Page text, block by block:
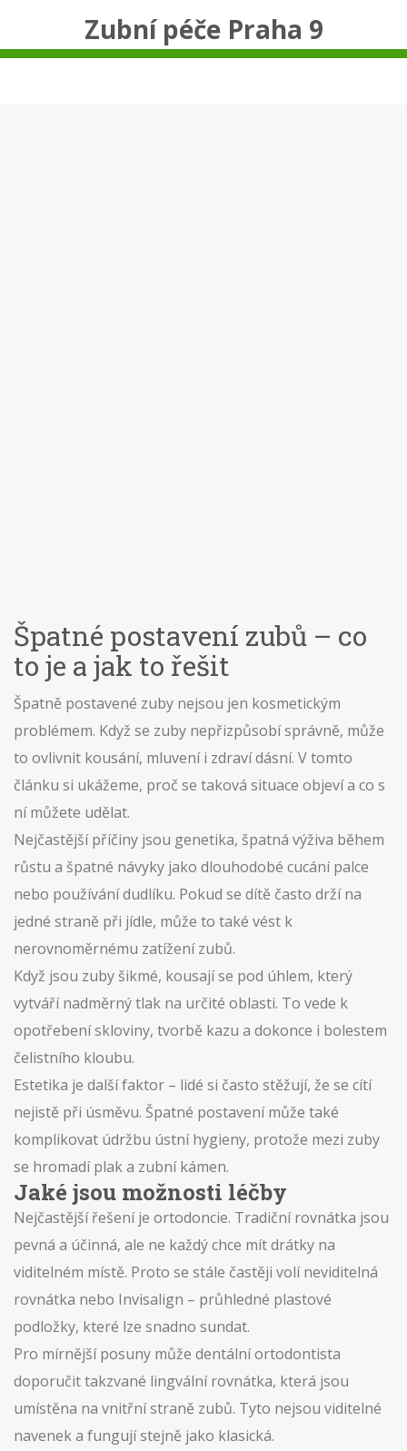
Zubní péče Praha 9
Špatné postavení zubů – co
to je a jak to řešit
Špatně postavené zuby nejsou jen kosmetickým
problémem. Když se zuby nepřizpůsobí správně, může
to ovlivnit kousání, mluvení i zdraví dásní. V tomto
článku si ukážeme, proč se taková situace objeví a co s
ní můžete udělat.
Nejčastější příčiny jsou genetika, špatná výživa během
růstu a špatné návyky jako dlouhodobé cucání palce
nebo používání dudlíku. Pokud se dítě často drží na
jedné straně při jídle, může to také vést k
nerovnoměrnému zatížení zubů.
Když jsou zuby šikmé, kousají se pod úhlem, který
vytváří nadměrný tlak na určité oblasti. To vede k
opotřebení skloviny, tvorbě kazu a dokonce i bolestem
čelistního kloubu.
Estetika je další faktor – lidé si často stěžují, že se cítí
nejistě při úsměvu. Špatné postavení může také
komplikovat údržbu ústní hygieny, protože mezi zuby
se hromadí plak a zubní kámen.
Jaké jsou možnosti léčby
Nejčastější řešení je ortodoncie. Tradiční rovnátka jsou
pevná a účinná, ale ne každý chce mít drátky na
viditelném místě. Proto se stále častěji volí neviditelná
rovnátka nebo Invisalign – průhledné plastové
podložky, které lze snadno sundat.
Pro mírnější posuny může dentální ortodontista
doporučit takzvané lingvální rovnátka, která jsou
umístěna na vnitřní straně zubů. Tyto nejsou viditelné
navenek a fungují stejně jako klasická.